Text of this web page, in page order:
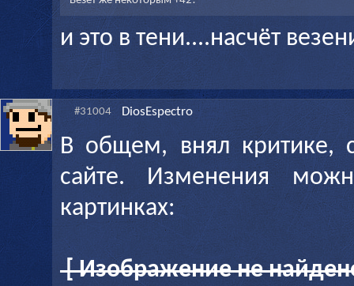
и это в тени....насчёт
#31004 DiosEspectro
В общем, внял критике,
сайте. Изменения
картинках:
[ Изображение не